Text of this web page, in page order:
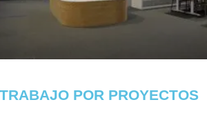
TRABAJO POR PROYECTOS